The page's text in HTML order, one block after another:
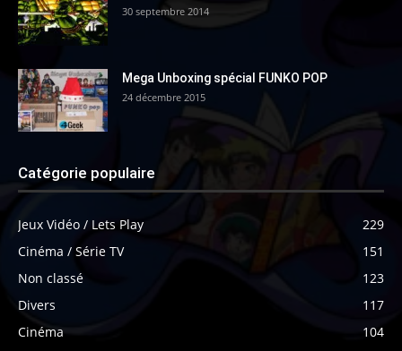
30 septembre 2014
Mega Unboxing spécial FUNKO POP
24 décembre 2015
Catégorie populaire
Jeux Vidéo / Lets Play
229
Cinéma / Série TV
151
Non classé
123
Divers
117
Cinéma
104